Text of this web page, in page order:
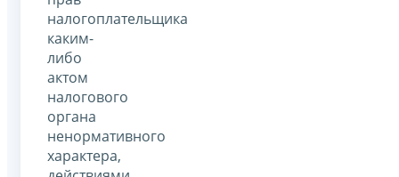
налогоплательщика
каким-
либо
актом
налогового
органа
ненормативного
характера,